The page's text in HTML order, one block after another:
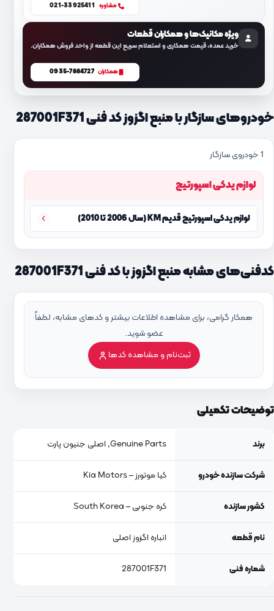
مشاوره 021-33925411
ویژه مکانیک‌ها و همکاران قطعات
خرید عمده، قیمت همکاری و استعلام سریع این قطعه از واحد فروش همکاران.
همکاران 0935-7884727
خودروهای سازگار با منبع اگزوز کد فنی 287001F371
1 خودروی سازگار
لوازم یدکی اسپورتیج
لوازم یدکی اسپورتیج قدیم KM (سال 2006 تا 2010)
کدفنی‌های مشابه منبع اگزوز با کد فنی 287001F371
همکار گرامی، برای مشاهده اطلاعات بیشتر و کدهای مشابه، لطفاً
عضو شوید.
ثبت‌نام و مشاهده کدها
توضیحات تکمیلی
برند Genuine Parts, اصلی جنیون پارت
شرکت سازنده خودرو کیا موتورز – Kia Motors
کشور سازنده کره جنوبی – South Korea
نام قطعه انباره اگزوز اصلی
شماره فنی 287001F371